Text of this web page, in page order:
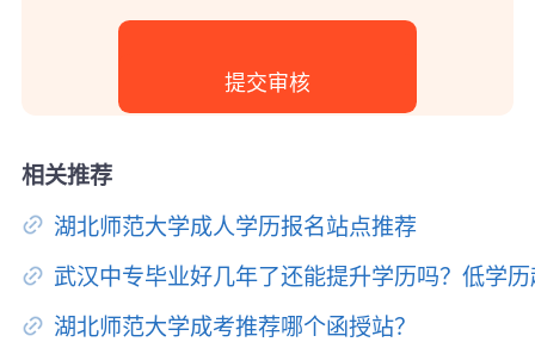
相关推荐
湖北师范大学成人学历报名站点推荐
武汉中专毕业好几年了还能提升学历吗？低学
湖北师范大学成考推荐哪个函授站？